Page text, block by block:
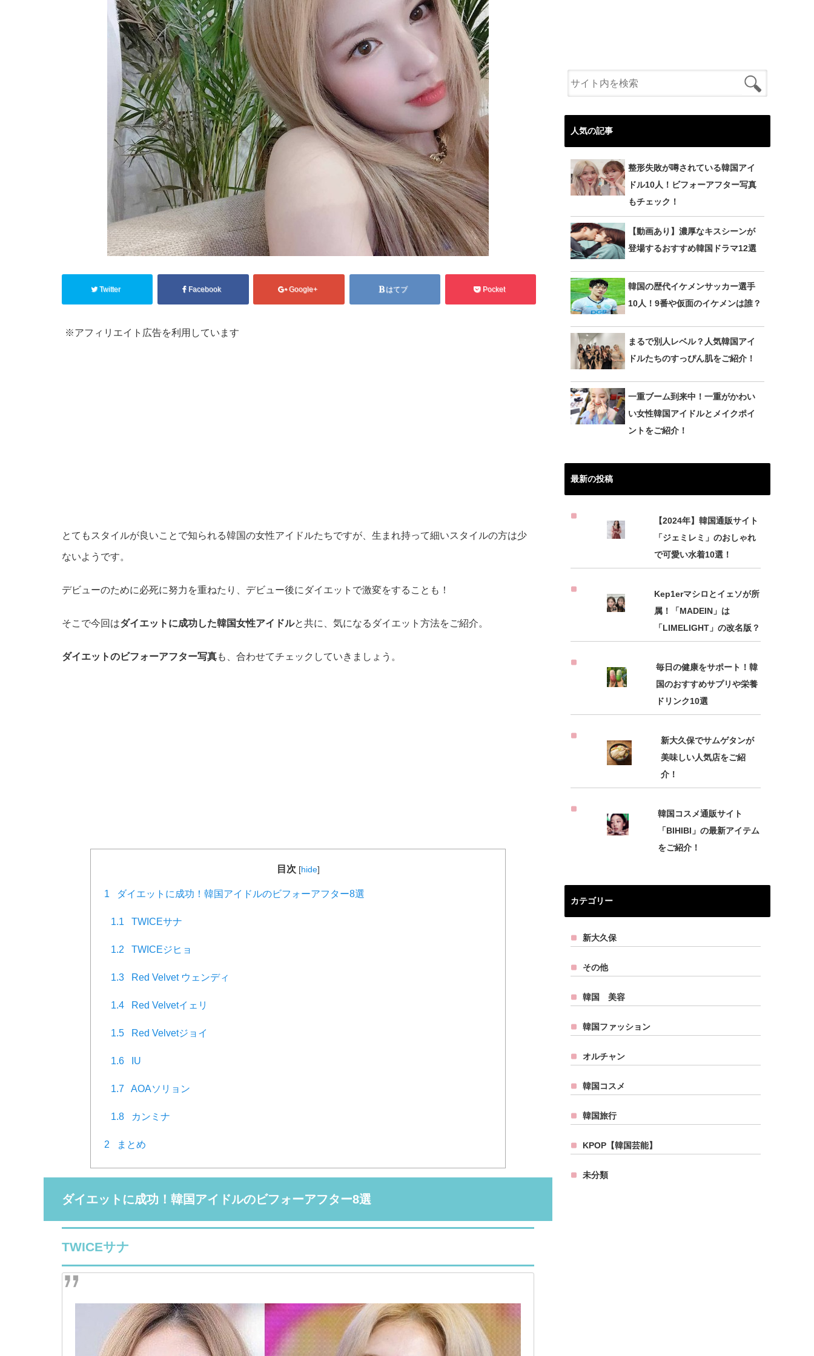
Twitter Facebook Google+ はてブ Pocket
※アフィリエイト広告を利用しています
とてもスタイルが良いことで知られる韓国の女性アイドルたちですが、生まれ持って細いスタイルの方は少
ないようです。
デビューのために必死に努力を重ねたり、デビュー後にダイエットで激変をすることも！
そこで今回はダイエットに成功した韓国女性アイドルと共に、気になるダイエット方法をご紹介。
ダイエットのビフォーアフター写真も、合わせてチェックしていきましょう。
目次 [hide]
1 ダイエットに成功！韓国アイドルのビフォーアフター8選
1.1 TWICEサナ
1.2 TWICEジヒョ
1.3 Red Velvet ウェンディ
1.4 Red Velvetイェリ
1.5 Red Velvetジョイ
1.6 IU
1.7 AOAソリョン
1.8 カンミナ
2 まとめ
ダイエットに成功！韓国アイドルのビフォーアフター8選
TWICEサナ
人気の記事
整形失敗が噂されている韓国アイ
ドル10人！ビフォーアフター写真
もチェック！
【動画あり】濃厚なキスシーンが
登場するおすすめ韓国ドラマ12選
韓国の歴代イケメンサッカー選手
10人！9番や仮面のイケメンは誰？
まるで別人レベル？人気韓国アイ
ドルたちのすっぴん肌をご紹介！
一重ブーム到来中！一重がかわい
い女性韓国アイドルとメイクポイ
ントをご紹介！
最新の投稿
【2024年】韓国通販サイト
「ジェミレミ」のおしゃれ
で可愛い水着10選！
Kep1erマシロとイェソが所
属！「MADEIN」は
「LIMELIGHT」の改名版？
毎日の健康をサポート！韓
国のおすすめサプリや栄養
ドリンク10選
新大久保でサムゲタンが
美味しい人気店をご紹
介！
韓国コスメ通販サイト
「BIHIBI」の最新アイテム
をご紹介！
カテゴリー
新大久保
その他
韓国 美容
韓国ファッション
オルチャン
韓国コスメ
韓国旅行
KPOP【韓国芸能】
未分類